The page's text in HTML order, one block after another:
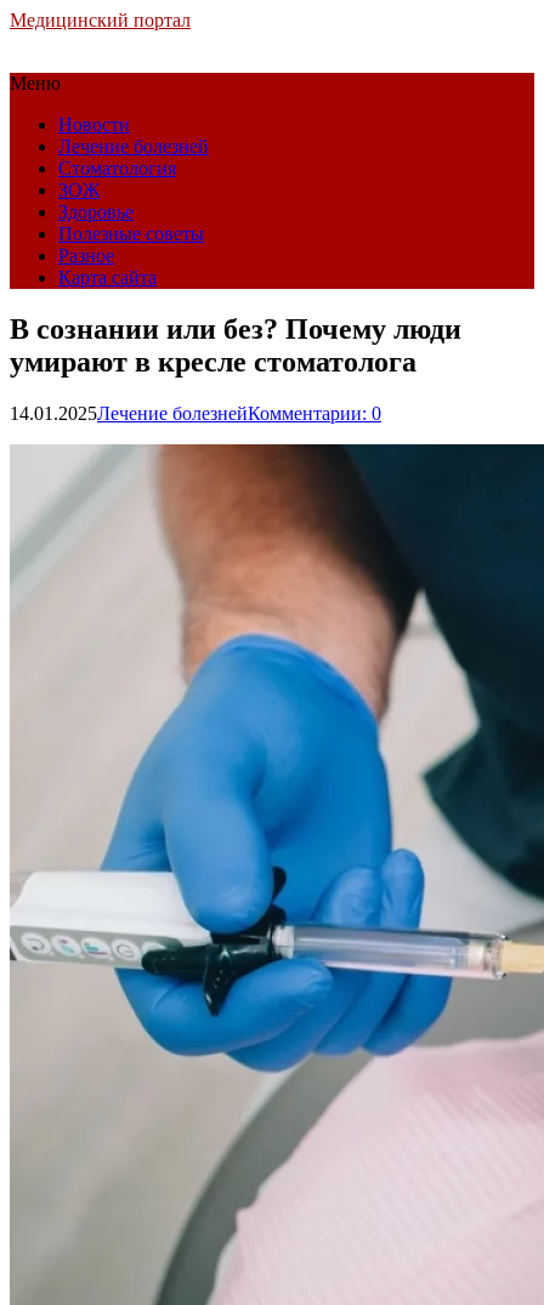
Медицинский портал
Меню
Новости
Лечение болезней
Стоматология
ЗОЖ
Здоровье
Полезные советы
Разное
Карта сайта
В сознании или без? Почему люди
умирают в кресле стоматолога
14.01.2025Лечение болезнейКомментарии: 0